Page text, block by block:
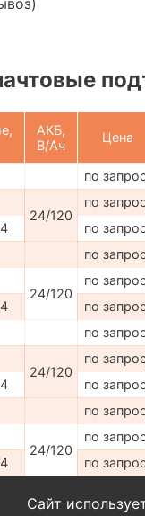
АКБ,
В/Ач
Цена
по
24/120
по
по
по
24/120
по
по
по
24/120
по
по
по
24/120
по
по
Сайт